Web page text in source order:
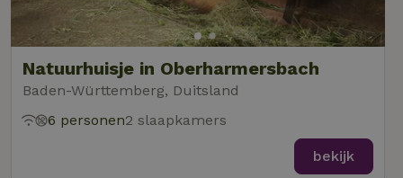
Natuurhuisje in Oberharmersbach
Baden-Württemberg, Duitsland
6 personen2 slaapkamers
bekijk